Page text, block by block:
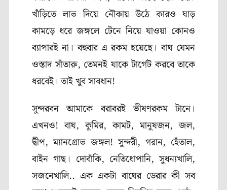
খাঁড়িতে লাভ দিয়ে নৌকায় উঠে কারও ঘাড়
কামড়ে ধরে জঙ্গলে টেনে নিয়ে যাওয়া কোনও
ব্যাপারই না। বহুবার এ রকম হয়েছে। বাঘ যেমন
ওস্তাদ সাঁতারু, তেমনই যাকে টার্গেট করবে তাকে
ধরবেই। তাই খুব সাবধান!
সুন্দরবন আমাকে বরাবরই ভীষণরকম টানে।
এখনও! বাঘ,কুমির,কামট,মানুষজন,জল,
দ্বীপ,ম্যানগ্রোভ জঙ্গল! সুন্দরী, গরান, হেঁতাল,
বাইন গাছ। দোবাঁকি, নেতিধোপানি,সুধন্যখালি,
সজনেখালি.. এক একটা বাঘের ডেরার কী সব